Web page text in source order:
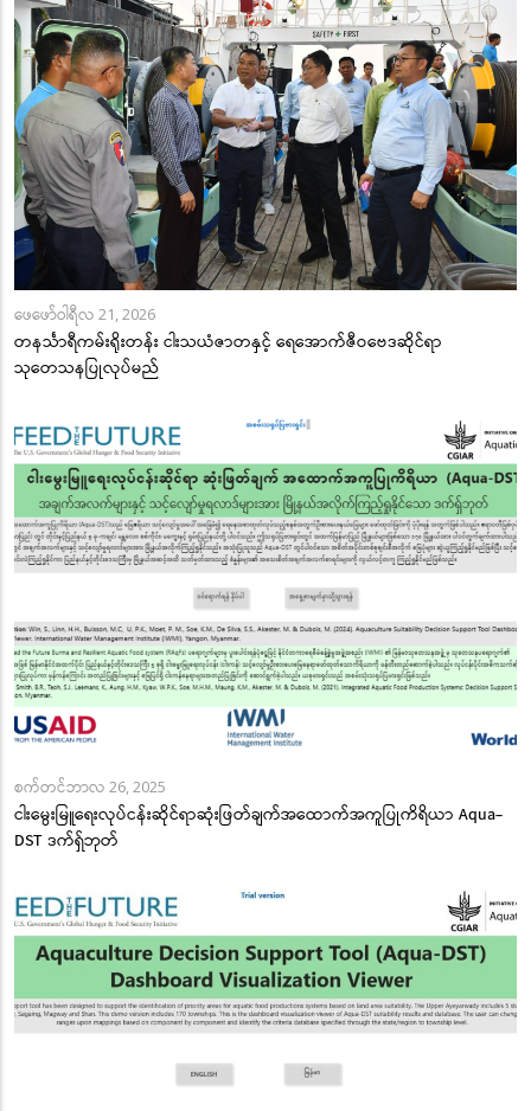
ဖေဖော်ဝါရီလ 21, 2026
တနင်္သာရီကမ်းရိုးတန်း ငါးသယံဇာတနှင့် ရေအောက်ဇီဝဗေဒဆိုင်ရာ
သုတေသနပြုလုပ်မည်
စက်တင်ဘာလ 26, 2025
ငါးမွေးမြူရေးလုပ်ငန်းဆိုင်ရာဆုံးဖြတ်ချက်အထောက်အကူပြုကိရိယာ Aqua-
DST ဒက်ရှ်ဘုတ်